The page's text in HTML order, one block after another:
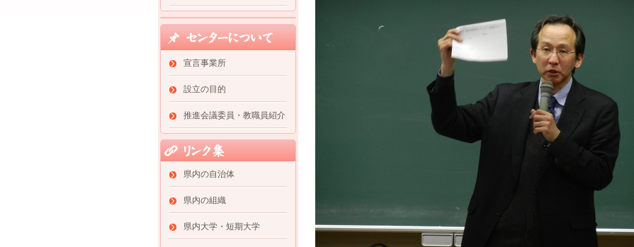
宣言事業所
設立の目的
推進会議委員・教職員紹介
県内の自治体
県内の組織
県内大学・短期大学